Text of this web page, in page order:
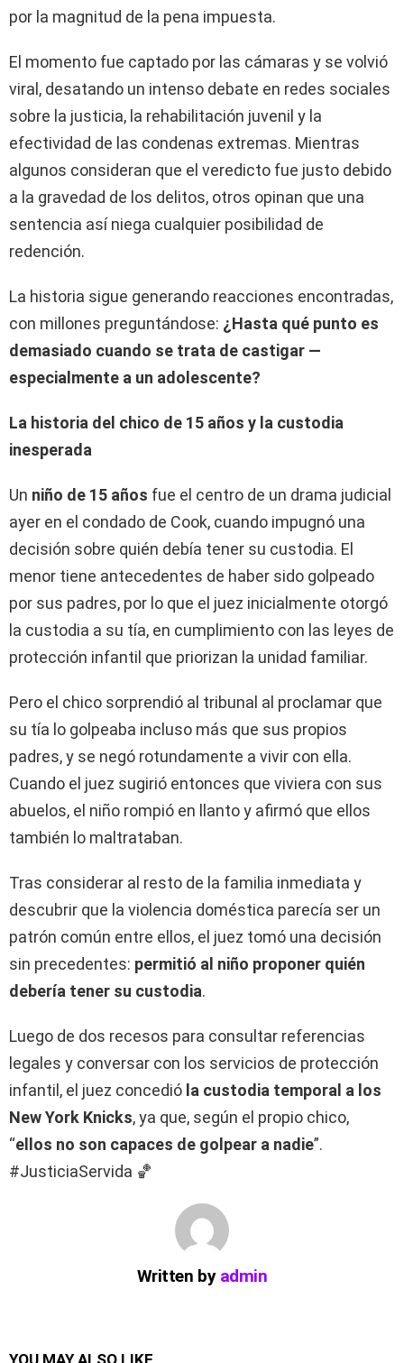
por la magnitud de la pena impuesta.
El momento fue captado por las cámaras y se volvió
viral, desatando un intenso debate en redes sociales
sobre la justicia, la rehabilitación juvenil y la
efectividad de las condenas extremas. Mientras
algunos consideran que el veredicto fue justo debido
a la gravedad de los delitos, otros opinan que una
sentencia así niega cualquier posibilidad de
redención.
La historia sigue generando reacciones encontradas,
con millones preguntándose: ¿Hasta qué punto es
demasiado cuando se trata de castigar —
especialmente a un adolescente?
La historia del chico de 15 años y la custodia
inesperada
Un niño de 15 años fue el centro de un drama judicial
ayer en el condado de Cook, cuando impugnó una
decisión sobre quién debía tener su custodia. El
menor tiene antecedentes de haber sido golpeado
por sus padres, por lo que el juez inicialmente otorgó
la custodia a su tía, en cumplimiento con las leyes de
protección infantil que priorizan la unidad familiar.
Pero el chico sorprendió al tribunal al proclamar que
su tía lo golpeaba incluso más que sus propios
padres, y se negó rotundamente a vivir con ella.
Cuando el juez sugirió entonces que viviera con sus
abuelos, el niño rompió en llanto y afirmó que ellos
también lo maltrataban.
Tras considerar al resto de la familia inmediata y
descubrir que la violencia doméstica parecía ser un
patrón común entre ellos, el juez tomó una decisión
sin precedentes: permitió al niño proponer quién
debería tener su custodia.
Luego de dos recesos para consultar referencias
legales y conversar con los servicios de protección
infantil, el juez concedió la custodia temporal a los
New York Knicks, ya que, según el propio chico,
“ellos no son capaces de golpear a nadie”.
#JusticiaServida 🏀
Written by admin
YOU MAY ALSO LIKE